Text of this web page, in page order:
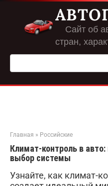
Перейти
контенту
Сайт об
стран,
Поиск:
Главная » Российские
Климат-контроль в
выбор системы
Узнайте, как климат-